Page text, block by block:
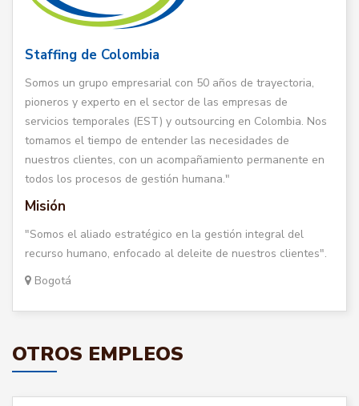
Staffing de Colombia
Somos un grupo empresarial con 50 años de trayectoria,
pioneros y experto en el sector de las empresas de
servicios temporales (EST) y outsourcing en Colombia. Nos
tomamos el tiempo de entender las necesidades de
nuestros clientes, con un acompañamiento permanente en
todos los procesos de gestión humana."
Misión
"Somos el aliado estratégico en la gestión integral del
recurso humano, enfocado al deleite de nuestros clientes".
Bogotá
OTROS EMPLEOS